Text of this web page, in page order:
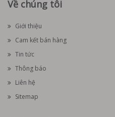
Về chúng tôi
Giới thiệu
Cam kết bán hàng
Tin tức
Thông báo
Liên hệ
Sitemap